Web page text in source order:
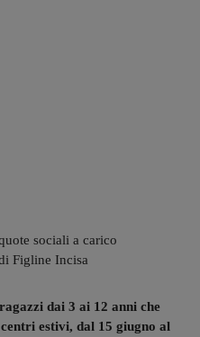
sociali a carico
Figline Incisa
dai 3 ai 12 anni che
estivi, dal 15 giugno al